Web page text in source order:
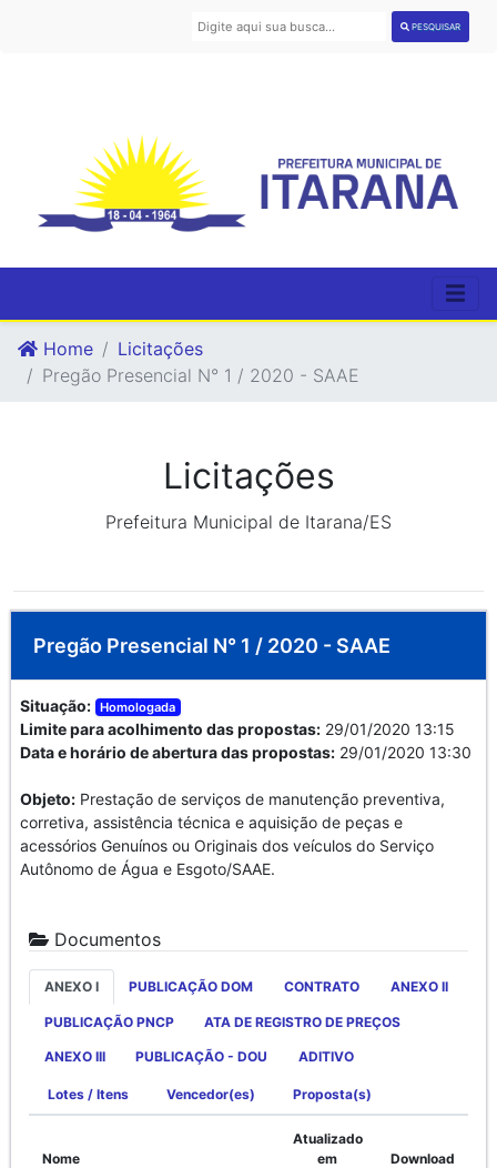
PESQUISAR
Home
Licitações
Pregão Presencial N° 1 / 2020 - SAAE
Licitações
Prefeitura Municipal de Itarana/ES
Pregão Presencial N° 1 / 2020 - SAAE
Situação: Homologada
Limite para acolhimento das propostas: 29/01/2020 13:15
Data e horário de abertura das propostas: 29/01/2020 13:30
Objeto: Prestação de serviços de manutenção preventiva,
corretiva, assistência técnica e aquisição de peças e
acessórios Genuínos ou Originais dos veículos do Serviço
Autônomo de Água e Esgoto/SAAE.
Documentos
ANEXO I PUBLICAÇÃO DOM CONTRATO ANEXO II
PUBLICAÇÃO PNCP ATA DE REGISTRO DE PREÇOS
ANEXO III PUBLICAÇÃO - DOU ADITIVO
Lotes / Itens Vencedor(es) Proposta(s)
Nome
Atualizado
em
Download